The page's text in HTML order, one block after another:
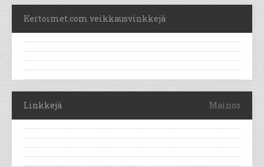
Kertoimet.com veikkausvinkkejä
Linkkejä Mainos